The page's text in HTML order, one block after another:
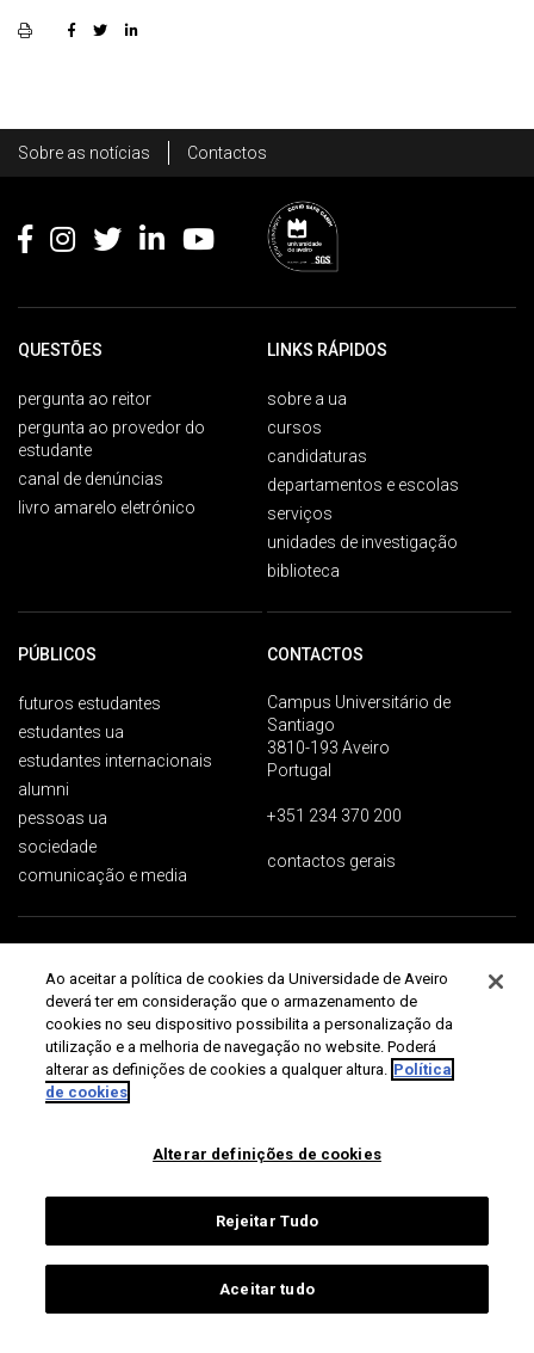
Footer
Sobre as notícias Contactos
QUESTÕES
pergunta ao reitor
pergunta ao provedor do
estudante
canal de denúncias
livro amarelo eletrónico
LINKS RÁPIDOS
sobre a ua
cursos
candidaturas
departamentos e escolas
serviços
unidades de investigação
biblioteca
PÚBLICOS
futuros estudantes
estudantes ua
estudantes internacionais
alumni
pessoas ua
sociedade
comunicação e media
CONTACTOS
Campus Universitário de
Santiago
3810-193 Aveiro
Portugal
+351 234 370 200
contactos gerais
Universidade de Aveiro 2026
Ao aceitar a política de cookies da Universidade de Aveiro
deverá ter em consideração que o armazenamento de
cookies no seu dispositivo possibilita a personalização da
utilização e a melhoria de navegação no website. Poderá
alterar as definições de cookies a qualquer altura. Política
de cookies
Alterar definições de cookies
Rejeitar Tudo
Aceitar tudo